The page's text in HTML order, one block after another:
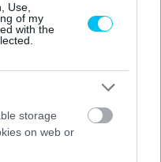
Use,
of my
with the
storage
on web or
a MotoGP-ben?
nem